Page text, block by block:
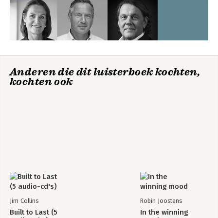
lanceerde Pacelle een audioboek 'De
psychologie van het overtuigen' waarin
ze haar toehoorders stap-voor-stap
leert om krachtiger over te komen.
editie)
Bekijk alle boeken
Anderen die dit luisterboek kochten,
kochten ook
Jim Collins
Built to Last (5
Robin Joostens
In the winning